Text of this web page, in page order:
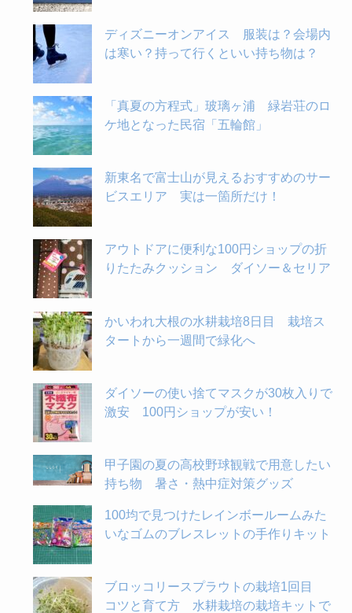
ディズニーオンアイス 服装は？会場内
は寒い？持って行くといい持ち物は？
「真夏の方程式」玻璃ヶ浦 緑岩荘のロ
ケ地となった民宿「五輪館」
新東名で富士山が見えるおすすめのサー
ビスエリア 実は一箇所だけ！
アウトドアに便利な100円ショップの折
りたたみクッション ダイソー＆セリア
かいわれ大根の水耕栽培8日目 栽培ス
タートから一週間で緑化へ
ダイソーの使い捨てマスクが30枚入りで
激安 100円ショップが安い！
甲子園の夏の高校野球観戦で用意したい
持ち物 暑さ・熱中症対策グッズ
100均で見つけたレインボールームみた
いなゴムのブレスレットの手作りキット
ブロッコリースプラウトの栽培1回目
コツと育て方 水耕栽培の栽培キットで